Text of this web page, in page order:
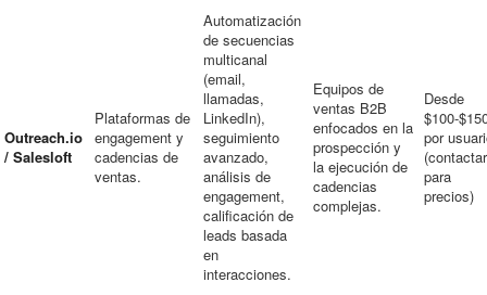
Outreach.io
/ Salesloft
Plataformas de
engagement y
cadencias de
ventas.
Automatización
de secuencias
multicanal
(email,
llamadas,
LinkedIn),
seguimiento
avanzado,
análisis de
engagement,
calificación de
leads basada
en
interacciones.
Equipos de
ventas B2B
enfocados en la
prospección y
la ejecución de
cadencias
complejas.
Desde
$100-
por
(contactar
para
precios)